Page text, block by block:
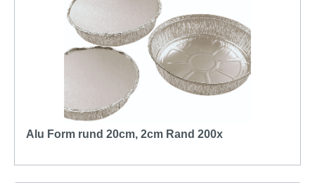
Alu Form rund 20cm, 2cm Rand 200x